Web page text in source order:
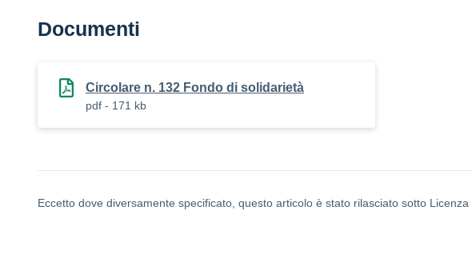
Documenti
Circolare n. 132 Fondo di solidarietà
pdf - 171 kb
Eccetto dove diversamente specificato, questo articolo è stato rilasciato sotto